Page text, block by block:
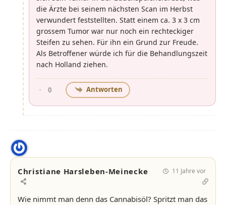
die Ärzte bei seinem nächsten Scan im Herbst
verwundert feststellten. Statt einem ca. 3 x 3 cm
grossem Tumor war nur noch ein rechteckiger
Steifen zu sehen. Für ihn ein Grund zur Freude.
Als Betroffener würde ich für die Behandlungszeit
nach Holland ziehen.
0 Antworten
Christiane Harsleben-Meinecke 11 Jahre vor
Wie nimmt man denn das Cannabisöl? Spritzt man das